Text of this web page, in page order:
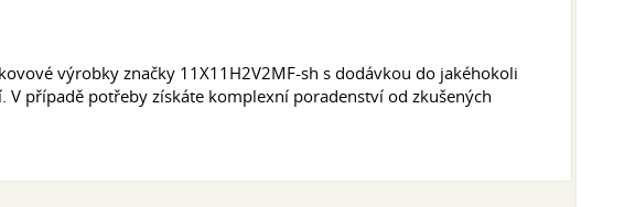
výrobky značky 11X11H2V2MF-sh s dodávkou do jakéhokoli
případě potřeby získáte komplexní poradenství od zkušených